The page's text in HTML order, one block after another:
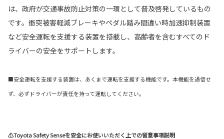
は、政府が交通事故防止対策の一環として普及啓発しているもの
です。衝突被害軽減ブレーキやペダル踏み間違い時加速抑制装置
など安全運転を支援する装置を搭載し、高齢者を含むすべてのド
ライバーの安全をサポートします。
■安全運転を支援する装置は、あくまで運転を支援する機能です。本機能を過信せ
ず、必ずドライバーが責任を持って運転してください。
⚠Toyota Safety Senseを安全にお使いいただく上での留意事項説明